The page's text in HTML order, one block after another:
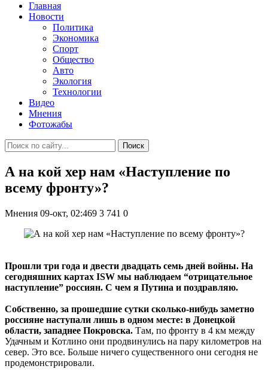
Главная
Новости
Политика
Экономика
Спорт
Общество
Авто
Экология
Технологии
Видео
Мнения
Фотожабы
Поиск
А на кой хер нам «Наступление по
всему фронту»?
Мнения 09-окт, 02:469 3 741 0
Прошли три года и двести двадцать семь дней войны. На
сегодняшних картах ISW мы наблюдаем “отрицательное
наступление” россиян. С чем я Путина и поздравляю.
Собственно, за прошедшие сутки сколько-нибудь заметно
россияне наступали лишь в одном месте: в Донецкой
области, западнее Покровска. Там, по фронту в 4 км между
Удачным и Котлино они продвинулись на пару километров на
север. Это все. Больше ничего существенного они сегодня не
продемонстрировали.